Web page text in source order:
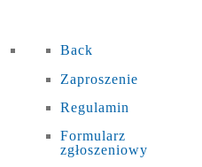
Back
Zaproszenie
Regulamin
Formularz
zgłoszeniowy